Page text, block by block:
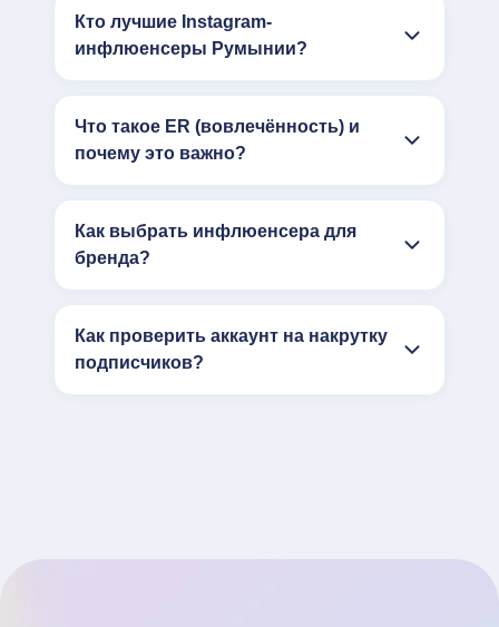
Кто лучшие Instagram-
инфлюенсеры Румынии?
Что такое ER (вовлечённость) и
почему это важно?
Как выбрать инфлюенсера для
бренда?
Как проверить аккаунт на накрутку
подписчиков?